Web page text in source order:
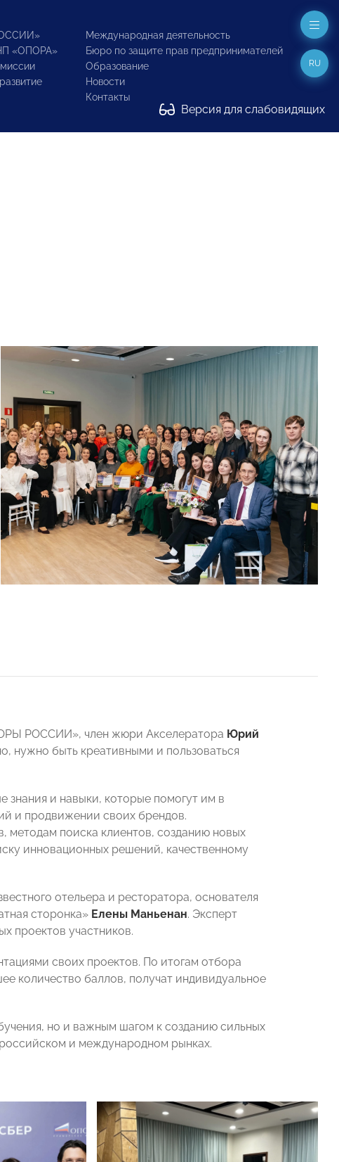
«ОПОРА»
Международная деятельность
Бюро по защите прав предпринимателей
Образование
Новости
Контакты
Версия для слабовидящих
RU
РОССИИ», член жюри Акселератора Юрий
нужно быть креативными и пользоваться
знания и навыки, которые помогут им в
и продвижении своих брендов.
методам поиска клиентов, созданию новых
инновационных решений, качественному
отельера и ресторатора, основателя
сторонка» Елены Маньенан. Эксперт
проектов участников.
своих проектов. По итогам отбора
количество баллов, получат индивидуальное
но и важным шагом к созданию сильных
и международном рынках.